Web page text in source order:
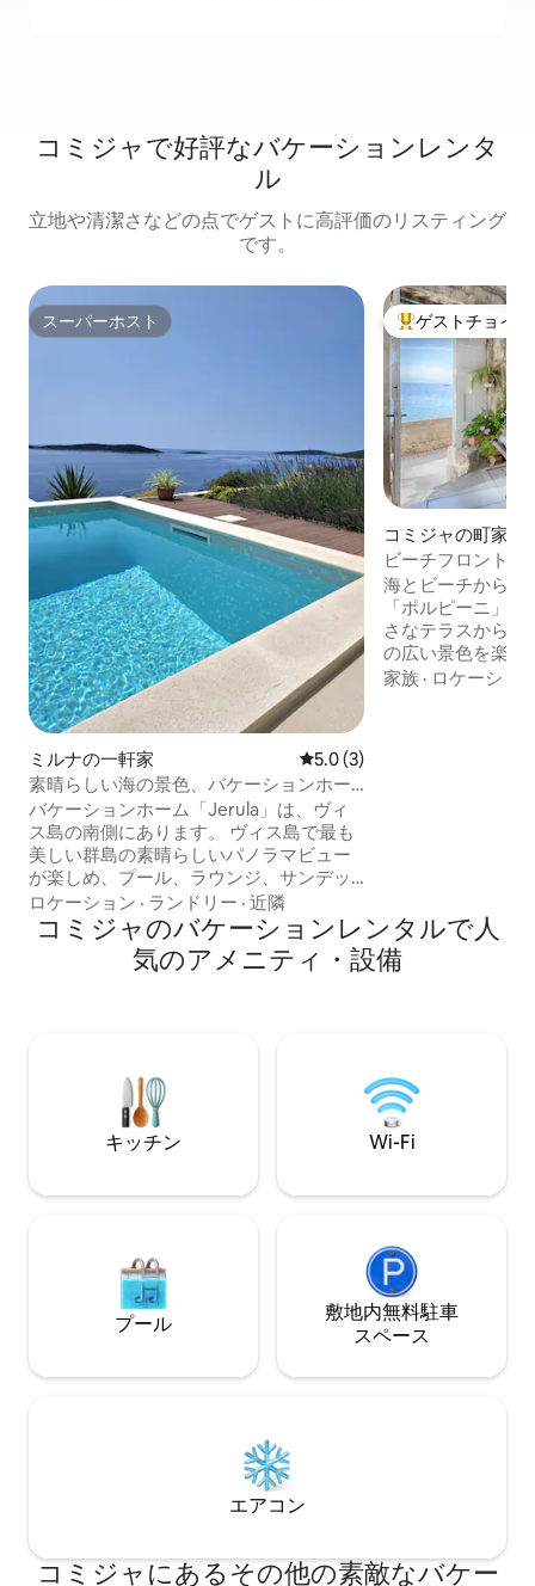
コミジャで好評なバケーションレンタ
ル
立地や清潔さなどの点でゲストに高評価のリスティング
です。
スーパーホスト
スーパーホスト
ミルナの一軒家 レビュー3件、5つ星中5.0つ
5.0 (3)
素晴らしい海の景色、バケーションホー
ム「Jerula 2」
バケーションホーム「Jerula」は、ヴィ
ス島の南側にあります。 ヴィス島で最も
美しい群島の素晴らしいパノラマビュー
が楽しめ、プール、ラウンジ、サンデッ
キエリア、グリル付き屋外ダイニングテ
ーブルを備えた広いテラスがあります。
この家はカスケード地形に新しく建てら
れ、庭と組み合わせることで、バケーシ
を備えたオープンスペースがあります。
ロケーション · ランドリー · 近隣
大好評のゲスト
ゲストチョイス
コミジャの町家・
ビーチフロントの
い最高のロケーシ
海とビーチからわ
「ポルピーニ」
さなテラスからは
の広い景色を楽し
音を聞いたり、日
家族 · ロケーショ
コミジャのバケーションレンタルで人
気のアメニティ・設備
キッチン Wi-Fi
プール
敷地内無料駐⁠車
ス⁠ペ⁠ー⁠ス
エアコン
コミジャにあるその他の素敵なバケー